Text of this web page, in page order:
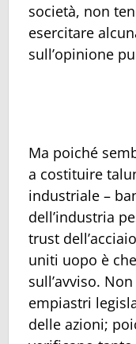
società, non
esercitare
sull’opinione
Ma poiché
a costituire
industriale –
dell’industria
trust
uniti uopo è
sull’avviso.
empiastri
delle azioni;